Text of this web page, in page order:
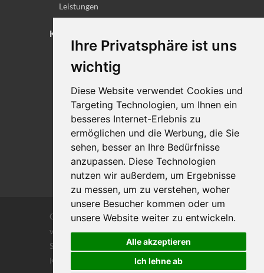
Ihre Privatsphäre ist uns
wichtig
Diese Website verwendet Cookies und
Targeting Technologien, um Ihnen ein
besseres Internet-Erlebnis zu
ermöglichen und die Werbung, die Sie
sehen, besser an Ihre Bedürfnisse
anzupassen. Diese Technologien
nutzen wir außerdem, um Ergebnisse
zu messen, um zu verstehen, woher
unsere Besucher kommen oder um
unsere Website weiter zu entwickeln.
Alle akzeptieren
Ich lehne ab
Leistungen
KONTAKT
Lageplan
Datenschutz
Cookie-Einstellungen
Copyrights © 2026 Alle Rechte vorbehalten
von DILIGENTIA Wirtschaftsprüfung- und
Steuerberatungsgesellschaft m.b. H. und Co
KG